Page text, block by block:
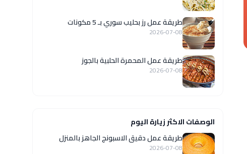
طريقة عمل رز بحليب سوري بـ 5 مكونات
2026-07-08
طريقة عمل المحمرة الحلبية بالجوز
2026-07-08
الوصفات الاكثر زيارة اليوم
طريقة عمل دقيق الاسبونج الجاهز بالمنزل
2026-07-08